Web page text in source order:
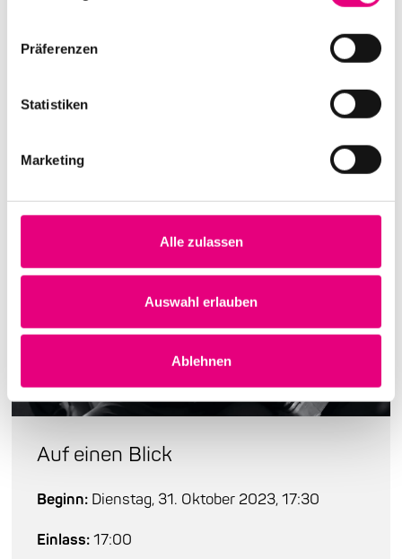
Präferenzen
Statistiken
Marketing
Alle zulassen
Auswahl erlauben
Ablehnen
Auf einen Blick
Beginn: Dienstag, 31. Oktober 2023, 17:30
Einlass:17:00